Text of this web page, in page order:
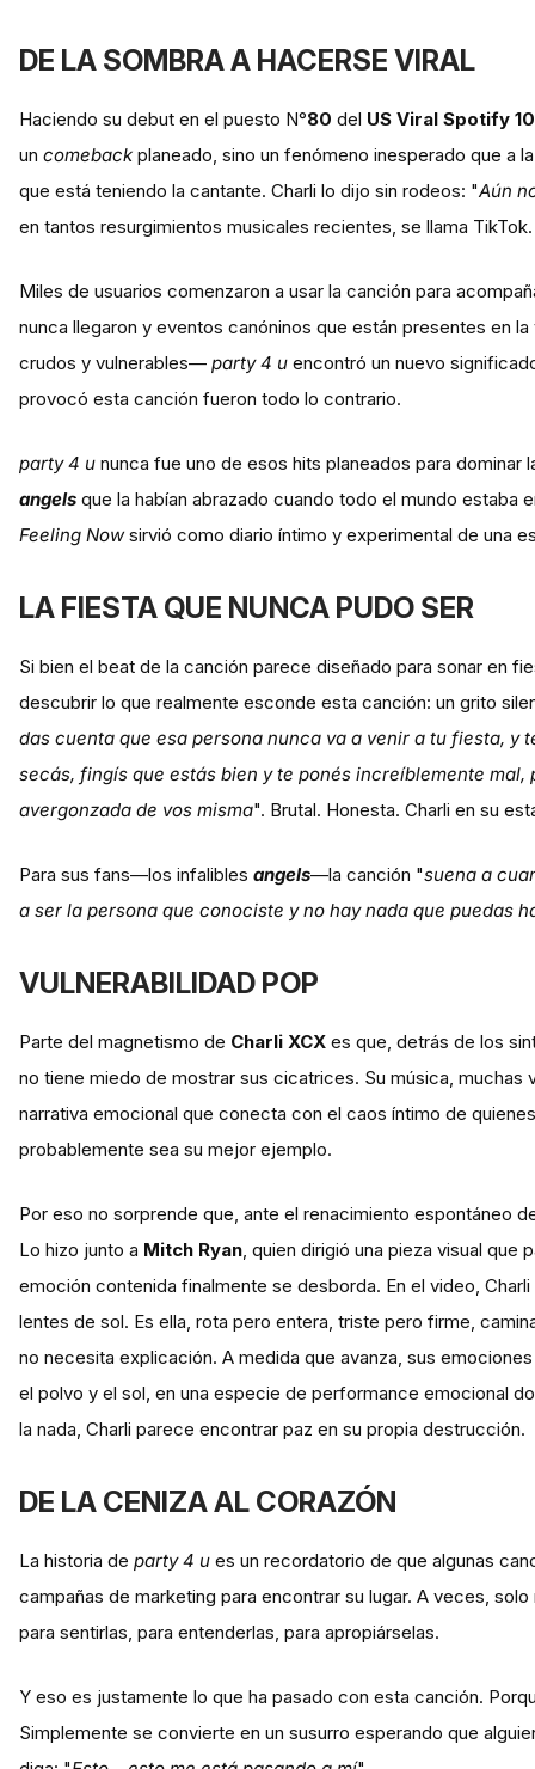
DE LA SOMBRA A HACERSE VIRAL
Haciendo su debut en el puesto N°80 del US Viral Spotify
un comeback planeado, sino un fenómeno inesperado que a
que está teniendo la cantante. Charli lo dijo sin rodeos: "Aún
en tantos resurgimientos musicales recientes, se llama TikTok.
Miles de usuarios comenzaron a usar la canción para
nunca llegaron y eventos canóninos que están presentes en
crudos y vulnerables— party 4 u encontró un nuevo
provocó esta canción fueron todo lo contrario.
party 4 u nunca fue uno de esos hits planeados para dominar
angels que la habían abrazado cuando todo el mundo estaba
Feeling Nowsirvió como diario íntimo y experimental de una
LA FIESTA QUE NUNCA PUDO SER
Si bien el beat de la canción parece diseñado para sonar en
descubrir lo que realmente esconde esta canción: un grito
das cuenta que esa persona nunca va a venir a tu fiesta, y
secás, fingís que estás bien y te ponés increíblemente
avergonzada de vos misma". Brutal. Honesta. Charli en su
Para sus fans—los infalibles angels—la canción "suena a
a ser la persona que conociste y no hay nada que puedas
VULNERABILIDAD POP
Parte del magnetismo de Charli XCX es que, detrás de los
no tiene miedo de mostrar sus cicatrices. Su música,
narrativa emocional que conecta con el caos íntimo de
probablemente sea su mejor ejemplo.
Por eso no sorprende que, ante el renacimiento espontáneo
Lo hizo junto a Mitch Ryan , quien dirigió una pieza visual
emoción contenida finalmente se desborda. En el video,
lentes de sol. Es ella, rota pero entera, triste pero firme,
no necesita explicación. A medida que avanza, sus
el polvo y el sol, en una especie de performance emocional
la nada, Charli parece encontrar paz en su propia destrucción.
DE LA CENIZA AL CORAZÓN
La historia de party 4 u es un recordatorio de que algunas
campañas de marketing para encontrar su lugar. A veces,
para sentirlas, para entenderlas, para apropiárselas.
Y eso es justamente lo que ha pasado con esta canción.
Simplemente se convierte en un susurro esperando que